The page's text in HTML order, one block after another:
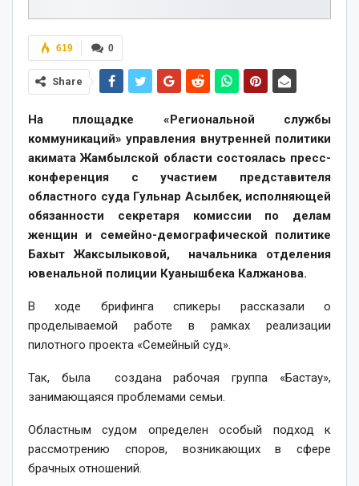
0
619
Share
На площадке «Региональной службы
коммуникаций» управления внутренней политики
акимата Жамбылской области состоялась пресс-
конференция с участием представителя
областного суда Гульнар Асылбек, исполняющей
обязанности секретаря комиссии по делам
женщин и семейно-демографической политике
Бахыт Жаксылыковой, начальника отделения
ювенальной полиции Куанышбека Калжанова.
В ходе брифинга спикеры рассказали о
проделываемой работе в рамках реализации
пилотного проекта «Семейный суд».
Так, была создана рабочая группа «Бастау»,
занимающаяся проблемами семьи.
Областным судом определен особый подход к
рассмотрению споров, возникающих в сфере
брачных отношений.